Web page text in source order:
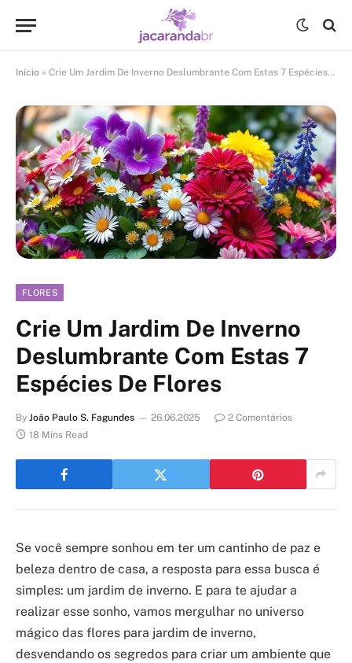
Início » Crie Um Jardim De Inverno Deslumbrante Com Estas 7 Espécies De Flores
FLORES
Crie Um Jardim De Inverno
Deslumbrante Com Estas 7
Espécies De Flores
By João Paulo S. Fagundes 26.06.2025
2 Comentários
18 Mins Read
Se você sempre sonhou em ter um cantinho de paz e
beleza dentro de casa, a resposta para essa busca é
simples: um jardim de inverno. E para te ajudar a
realizar esse sonho, vamos mergulhar no universo
mágico das flores para jardim de inverno,
desvendando os segredos para criar um ambiente que